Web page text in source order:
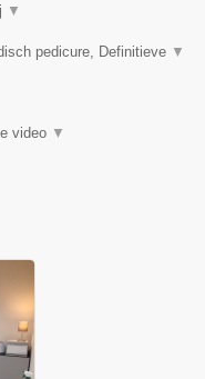
▼
pedicure, Definitieve ▼
video ▼